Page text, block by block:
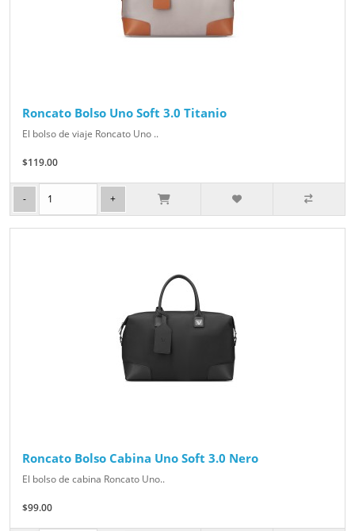
Roncato Bolso Uno Soft 3.0 Titanio
El bolso de viaje Roncato Uno ..
$119.00
Roncato Bolso Cabina Uno Soft 3.0 Nero
El bolso de cabina Roncato Uno..
$99.00